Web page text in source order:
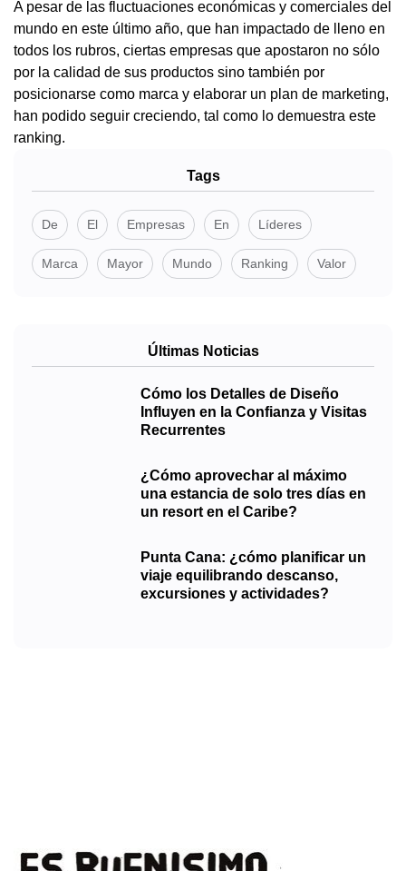
A pesar de las fluctuaciones económicas y comerciales del
mundo en este último año, que han impactado de lleno en
todos los rubros, ciertas empresas que apostaron no sólo
por la calidad de sus productos sino también por
posicionarse como marca y elaborar un plan de marketing,
han podido seguir creciendo, tal como lo demuestra este
ranking.
Tags
De El Empresas En Líderes
Marca Mayor Mundo Ranking Valor
Últimas Noticias
Cómo los Detalles de Diseño
Influyen en la Confianza y Visitas
Recurrentes
¿Cómo aprovechar al máximo
una estancia de solo tres días en
un resort en el Caribe?
Punta Cana: ¿cómo planificar un
viaje equilibrando descanso,
excursiones y actividades?